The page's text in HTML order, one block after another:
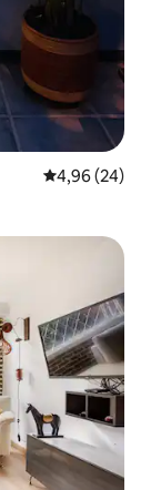
Évaluation
4,96 (24)